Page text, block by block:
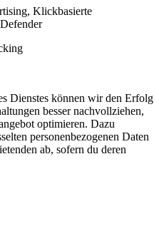
Klickbasierte
Dienstes können wir den Erfolg
besser nachvollziehen,
optimieren. Dazu
personenbezogenen Daten
ab, sofern du deren